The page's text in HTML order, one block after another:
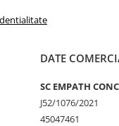
DATE
SC EMPATH
J52/1076/2021
45047461